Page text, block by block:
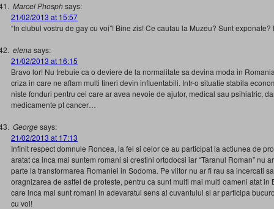
Marcel Phosphsays:
21/02/2013 at 15:57
“In clubul vostru de gay cu voi”! Bine zis! Ce cautau la Muzeu? Sunt
elenasays:
21/02/2013 at 16:15
Bravo lor! Nu trebuie ca o deviere de la normalitate sa devina moda in
criza in care ne aflam multi tineri devin influentabili. Intr-o situatie stabila
niste fonduri pentru cei care ar avea nevoie de ajutor, medical sau psihiatric,
medicamente pt cancer…
Georgesays:
21/02/2013 at 17:13
Infinit respect domnule Roncea, la fel si celor ce au participat la actiunea de
aratat ca inca mai suntem romani si crestini ortodocsi iar “Taranul Roman” nu
parte la transformarea Romaniei in Sodoma. Pe viitor nu ar fi rau sa incercati
oragnizarea de astfel de proteste, pentru ca sunt multi mai multi oameni atat in
care inca mai sunt romani in adevaratul sens al cuvantului si ar participa
cu voi!